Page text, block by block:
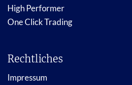
High Performer
One Click Trading
Rechtliches
Impressum